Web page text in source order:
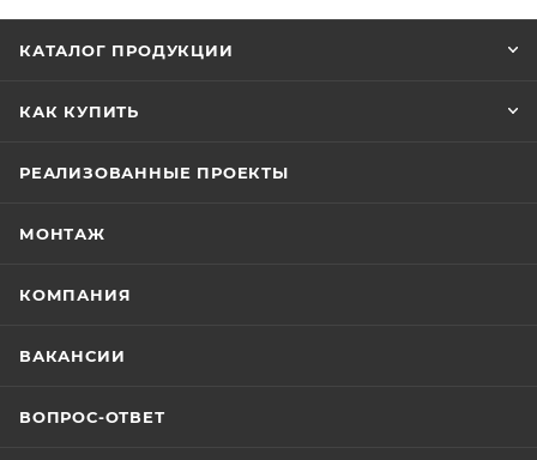
КАТАЛОГ ПРОДУКЦИИ
КАК КУПИТЬ
РЕАЛИЗОВАННЫЕ ПРОЕКТЫ
МОНТАЖ
КОМПАНИЯ
ВАКАНСИИ
ВОПРОС-ОТВЕТ